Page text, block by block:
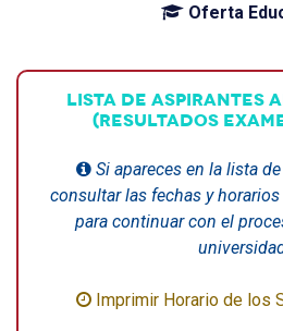
Oferta
LISTA DE ASPIRANTES
(RESULTADOS
Si apareces en la lista
consultar las fechas y
para continuar con el
Imprimir Horario de los